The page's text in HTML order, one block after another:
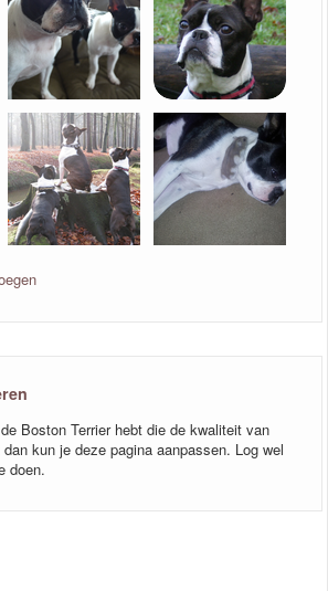
Boston Terrier hebt die de kwaliteit van
kun je deze pagina aanpassen. Log wel
doen.